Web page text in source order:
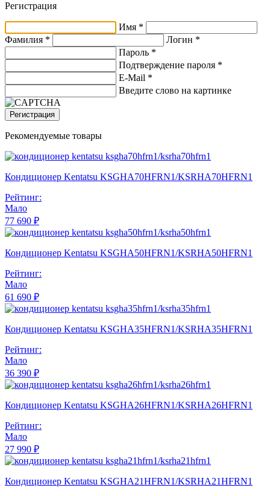
Регистрация
Имя *
Фамилия *
Логин *
Пароль *
Подтверждение пароля *
E-Mail *
Введите слово на картинке
Регистрация
Рекомендуемые товары
Кондиционер Kentatsu KSGHA70HFRN1/KSRHA70HFRN1
Рейтинг:
Мало
77 690 ₽
Кондиционер Kentatsu KSGHA50HFRN1/KSRHA50HFRN1
Рейтинг:
Мало
61 690 ₽
Кондиционер Kentatsu KSGHA35HFRN1/KSRHA35HFRN1
Рейтинг:
Мало
36 390 ₽
Кондиционер Kentatsu KSGHA26HFRN1/KSRHA26HFRN1
Рейтинг:
Мало
27 990 ₽
Кондиционер Kentatsu KSGHA21HFRN1/KSRHA21HFRN1